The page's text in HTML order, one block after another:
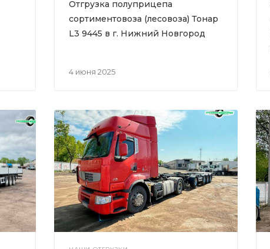
4 июня 2025
Отгрузка полуприцепа
сортиментовоза (лесовоза) Тонар
L3 9445 в г. Нижний Новгород